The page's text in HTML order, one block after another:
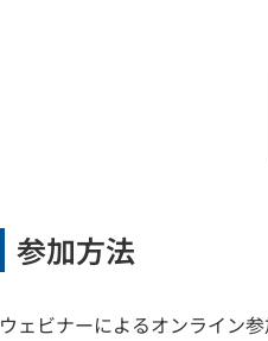
参加方法
ウェビナーによるオンライン